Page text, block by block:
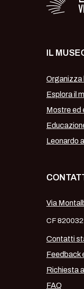
IL
Organizza
Esplora il
Mostre ed
Leonardo
Via
CF
Contatti
Feedback
Richiesta
FAQ